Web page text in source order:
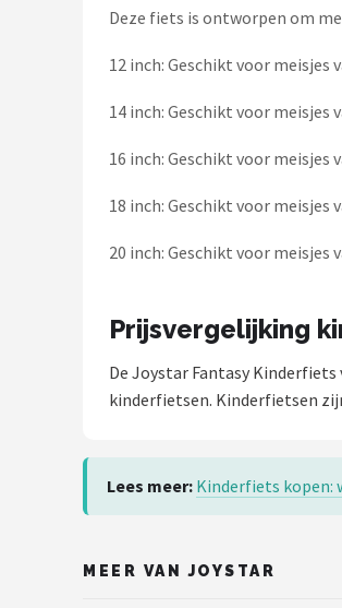
Deze fiets is ontworpen om
12 inch: Geschikt voor meisjes
14 inch: Geschikt voor meisjes
16 inch: Geschikt voor meisjes
18 inch: Geschikt voor meisjes
20 inch: Geschikt voor meisjes
Prijsvergelijking
De Joystar Fantasy
kinderfietsen. Kinderfietsen
Lees meer: Kinderfiets kopen:
MEER VAN JOYSTAR